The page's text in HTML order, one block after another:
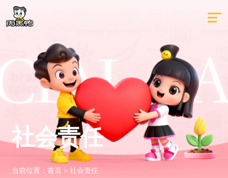
社会责任
当前位置：首页 >社会责任